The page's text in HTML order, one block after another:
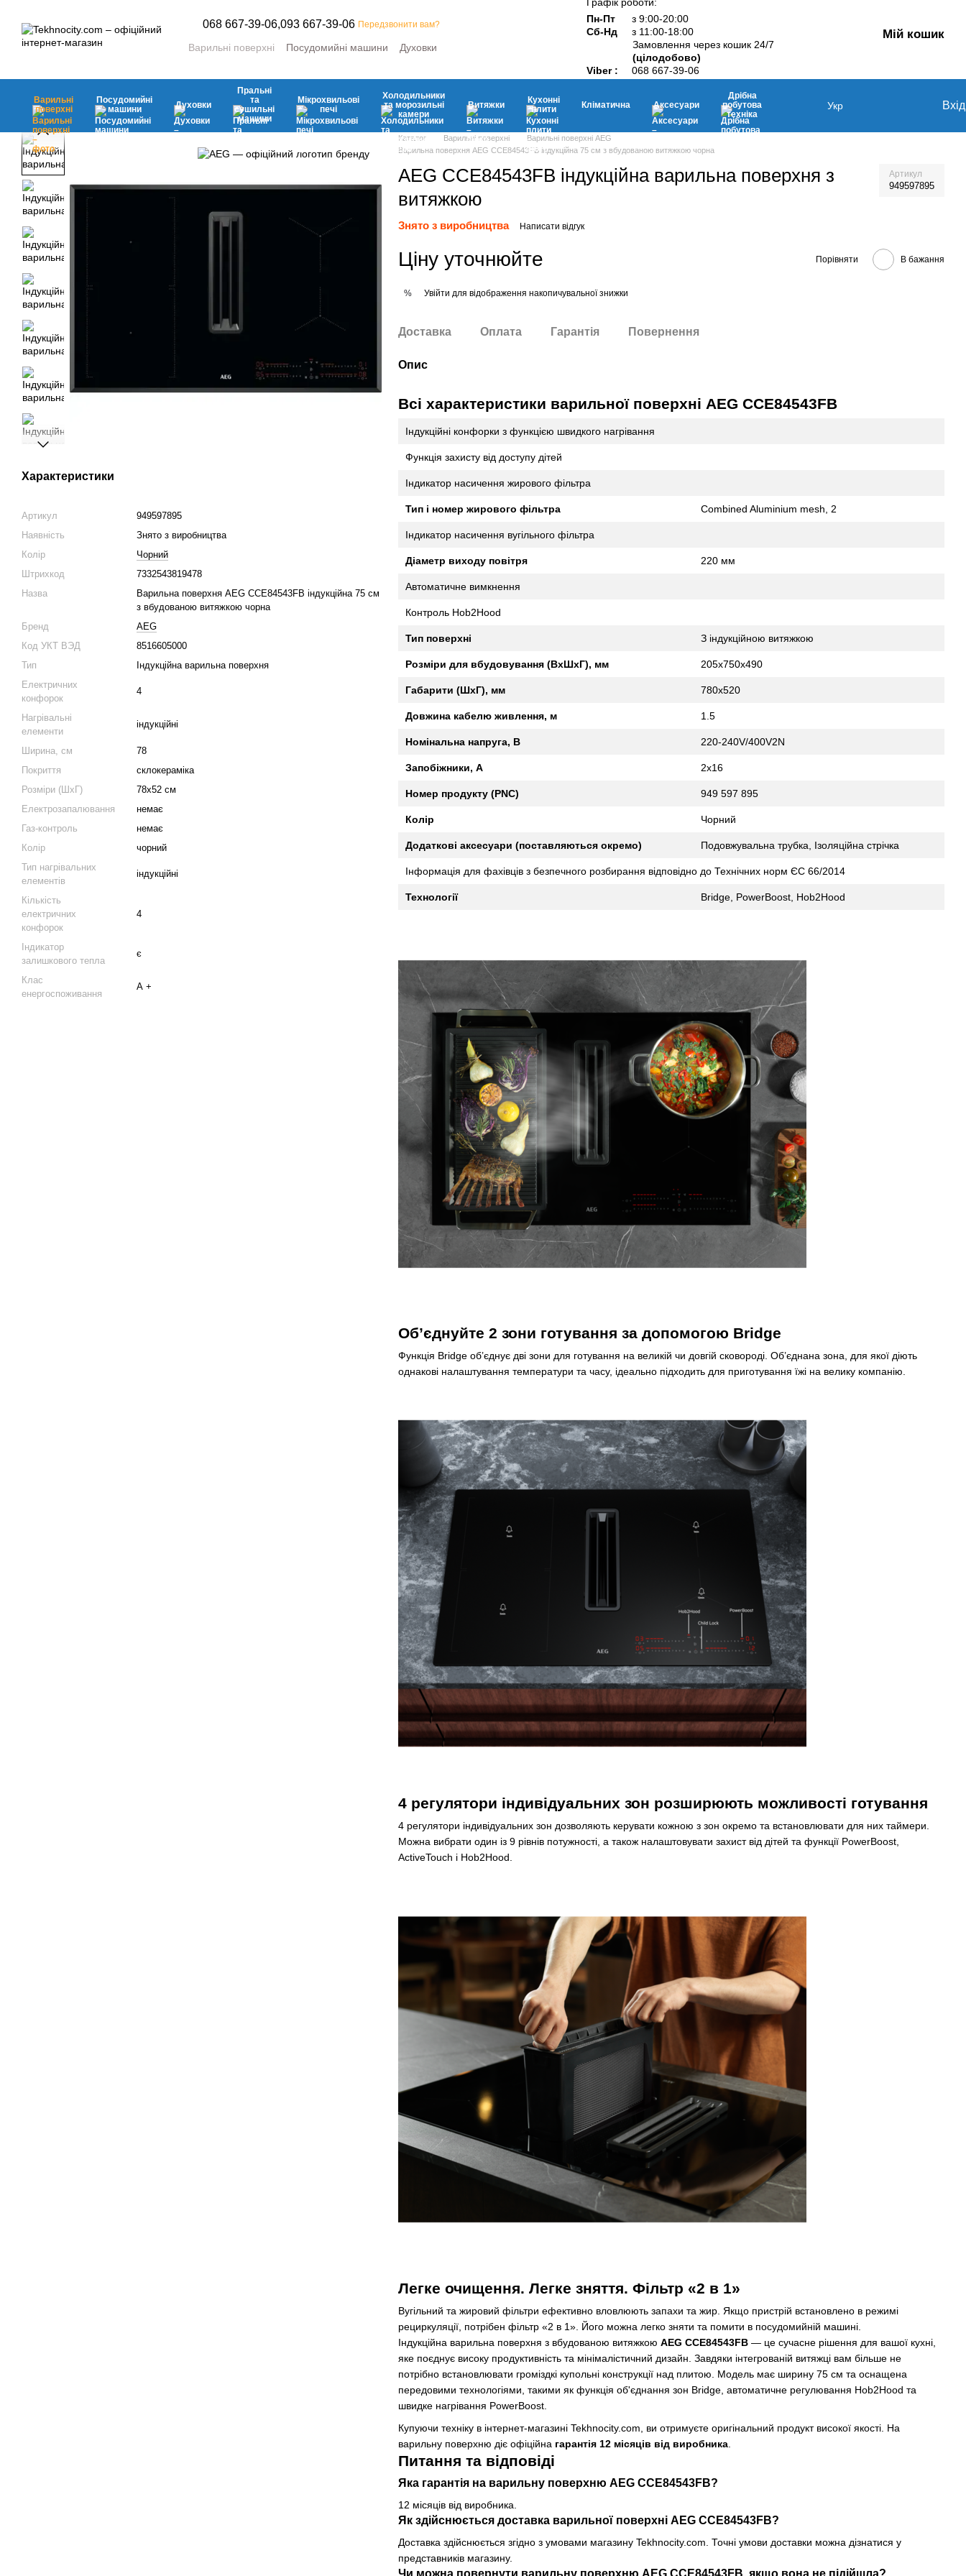
068 667-39-06,093 667-39-06 Передзвонити вам?
Варильні поверхні Посудомийні машини
Духовки
Холодильники та морозильні камери
Витяжки
Кухонні плити
Кліматична
Аксесуари Дрібна побутова техніка
Пн-Пт
з 9:00-20:00
Сб-Нд
з 11:00-18:00
Замовлення через кошик 24/7
(цілодобово)
Viber :
068 667-39-06
Мій кошик
Варильні
поверхні
Посудомийні
машини
Духовки
Пральні
та
сушильні
машини
Мікрохвильові
печі
Холодильники
та морозильні
камери
Витяжки
Кухонні
плити
Кліматична Аксесуари
Дрібна
побутова
техніка
Укр Вхід
Характеристики
Артикул
949597895
Наявність
Знято з виробництва
Колір
Чорний
Штрихкод
7332543819478
Назва
Варильна поверхня AEG CCE84543FB індукційна 75 см
з вбудованою витяжкою чорна
Бренд
AEG
Код УКТ ВЭД
8516605000
Тип
Індукційна варильна поверхня
Електричних
конфорок
4
Нагрівальні
елементи
індукційні
Ширина, см
78
Покриття
склокераміка
Розміри (ШхГ)
78x52 см
Електрозапалювання
немає
Газ-контроль
немає
Колір
чорний
Тип нагрівальних
елементів
індукційні
Кількість
електричних
конфорок
4
Індикатор
залишкового тепла
є
Клас
енергоспоживання
А +
Каталог Варильні поверхні
Варильні поверхні AEG
Варильна поверхня AEG CCE84543FB індукційна 75 см з вбудованою витяжкою чорна
AEG CCE84543FB індукційна варильна поверхня з
витяжкою
Артикул
949597895
Знято з виробництва Написати відгук
Ціну уточнюйте Порівняти В бажання
% Увійти для відображення накопичувальної знижки
Доставка Оплата Гарантія Повернення
Опис
Всі характеристики варильної поверхні AEG CCE84543FB
Індукційні конфорки з функцією швидкого нагрівання
Функція захисту від доступу дітей
Індикатор насичення жирового фільтра
Тип і номер жирового фільтра Combined Aluminium mesh, 2
Індикатор насичення вугільного фільтра
Діаметр виходу повітря 220 мм
Автоматичне вимкнення
Контроль Hob2Hood
Тип поверхні З індукційною витяжкою
Розміри для вбудовування (ВхШхГ), мм 205x750x490
Габарити (ШхГ), мм 780x520
Довжина кабелю живлення, м 1.5
Номінальна напруга, В 220-240V/400V2N
Запобіжники, А 2x16
Номер продукту (PNC) 949 597 895
Колір Чорний
Додаткові аксесуари (поставляються окремо) Подовжувальна трубка, Ізоляційна стрічка
Інформація для фахівців з безпечного розбирання відповідно до Технічних норм ЄС 66/2014
Технології Bridge, PowerBoost, Hob2Hood
Об’єднуйте 2 зони готування за допомогою Bridge
Функція Bridge об’єднує дві зони для готування на великій чи довгій сковороді. Об’єднана зона, для якої діють
однакові налаштування температури та часу, ідеально підходить для приготування їжі на велику компанію.
4 регулятори індивідуальних зон розширюють можливості готування
4 регулятори індивідуальних зон дозволяють керувати кожною з зон окремо та встановлювати для них таймери.
Можна вибрати один із 9 рівнів потужності, а також налаштовувати захист від дітей та функції PowerBoost,
ActiveTouch і Hob2Hood.
Легке очищення. Легке зняття. Фільтр «2 в 1»
Вугільний та жировий фільтри ефективно вловлюють запахи та жир. Якщо пристрій встановлено в режимі
рециркуляції, потрібен фільтр «2 в 1». Його можна легко зняти та помити в посудомийній машині.
Індукційна варильна поверхня з вбудованою витяжкою AEG CCE84543FB— це сучасне рішення для вашої кухні,
яке поєднує високу продуктивність та мінімалістичний дизайн. Завдяки інтегрованій витяжці вам більше не
потрібно встановлювати громіздкі купольні конструкції над плитою. Модель має ширину 75 см та оснащена
передовими технологіями, такими як функція об'єднання зон Bridge, автоматичне регулювання Hob2Hood та
швидке нагрівання PowerBoost.
Купуючи техніку в інтернет-магазині Tekhnocity.com, ви отримуєте оригінальний продукт високої якості. На
варильну поверхню діє офіційна гарантія 12 місяців від виробника.
Питання та відповіді
Яка гарантія на варильну поверхню AEG CCE84543FB?
12 місяців від виробника.
Як здійснюється доставка варильної поверхні AEG CCE84543FB?
Доставка здійснюється згідно з умовами магазину Tekhnocity.com. Точні умови доставки можна дізнатися у
представників магазину.
Чи можна повернути варильну поверхню AEG CCE84543FB, якщо вона не підійшла?